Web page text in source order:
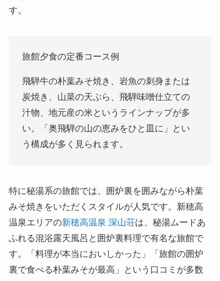
す。
旅館夕食の定番コース例
飛騨牛の朴葉みそ焼き、岩魚の刺身または
炭焼き、山菜の天ぷら、飛騨味噌仕立ての
汁物、地元産の米というラインナップが多
い。「奥飛騨の山の恵みをひと皿に」とい
う構成が多く見られます。
特に秘湯系の旅館では、囲炉裏を囲みながら朴葉
みそ焼きをいただくスタイルが人気です。新穂高
温泉エリアの新穂高温泉 深山荘は、秘湯ムードあ
ふれる混浴露天風呂と囲炉裏料理で有名な旅館で
す。「料理が本当においしかった」「旅館の囲炉
裏で食べる朴葉みそが最高」という口コミが多数